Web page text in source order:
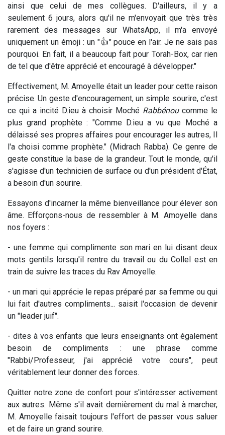
ainsi que celui de mes collègues. D'ailleurs, il y a
seulement 6 jours, alors qu'il ne m'envoyait que très très
rarement des messages sur WhatsApp, il m'a envoyé
uniquement un émoji : un "👍" pouce en l'air. Je ne sais pas
pourquoi. En fait, il a beaucoup fait pour Torah-Box, car rien
de tel que d'être apprécié et encouragé à développer."
Effectivement, M. Amoyelle était un leader pour cette raison
précise. Un geste d'encouragement, un simple sourire, c'est
ce qui a incité D.ieu à choisir Moché Rabbénoucomme le
plus grand prophète : "Comme D.ieu a vu que Moché a
délaissé ses propres affaires pour encourager les autres, Il
l'a choisi comme prophète." (Midrach Rabba). Ce genre de
geste constitue la base de la grandeur. Tout le monde, qu'il
s'agisse d'un technicien de surface ou d'un président d'État,
a besoin d'un sourire.
Essayons d'incarner la même bienveillance pour élever son
âme. Efforçons-nous de ressembler à M. Amoyelle dans
nos foyers :
- une femme qui complimente son mari en lui disant deux
mots gentils lorsqu'il rentre du travail ou du Collel est en
train de suivre les traces du Rav Amoyelle.
- un mari qui apprécie le repas préparé par sa femme ou qui
lui fait d'autres compliments... saisit l'occasion de devenir
un "leader juif".
- dites à vos enfants que leurs enseignants ont également
besoin de compliments : une phrase comme
"Rabbi/Professeur, j'ai apprécié votre cours", peut
véritablement leur donner des forces.
Quitter notre zone de confort pour s'intéresser activement
aux autres. Même s'il avait dernièrement du mal à marcher,
M. Amoyelle faisait toujours l'effort de passer vous saluer
et de faire un grand sourire.